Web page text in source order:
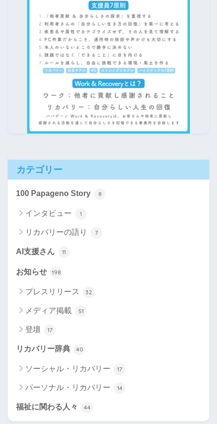
カテゴリー
100 Papageno Story 8
インタビュー 1
リカバリーの語り 7
AI支援さん 11
お知らせ 198
プレスリリース 32
メディア掲載 51
登壇 17
リカバリー辞典 40
ソーシャル・リカバリー 17
パーソナル・リカバリー 14
福祉に関わる人々 44